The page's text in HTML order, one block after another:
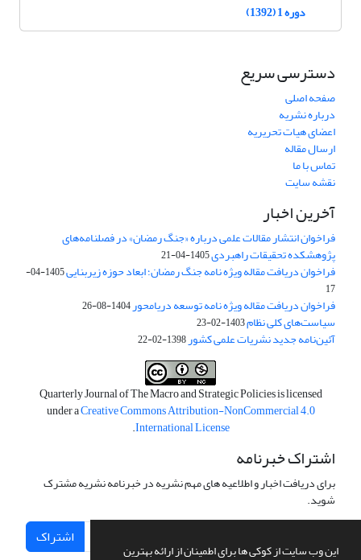
این وب سایت از کوکی ها برای اطمینان از ارائه بهترین
دوره 1 (1392)
دسترسی سریع
صفحه اصلی
درباره نشریه
اعضای هیات تحریریه
ارسال مقاله
تماس با ما
نقشه سایت
آخرین اخبار
فراخوان انتشار مقالات علمی درباره «جنگ رمضان» در فصلنامه‌های
پژوهشکده تحقیقات راهبردی1405-04-21
فراخوان دریافت مقاله ویژه نامه جنگ رمضان؛ ابعاد حوزه زیربنایی
1405-04-
17
فراخوان دریافت مقاله ویژه نامه توسعه دریامحور1404-08-26
سیاست‌های کلی نظام1403-02-23
آئین‌نامه جدید نشریات علمی کشور1398-02-22
Quarterly Journal of The Macro and Strategic Policies is licensed
under aCreative Commons Attribution-NonCommercial 4.0
International License
.
اشتراک خبرنامه
برای دریافت اخبار و اطلاعیه های مهم نشریه در خبرنامه نشریه مشترک
شوید.
اشتراک